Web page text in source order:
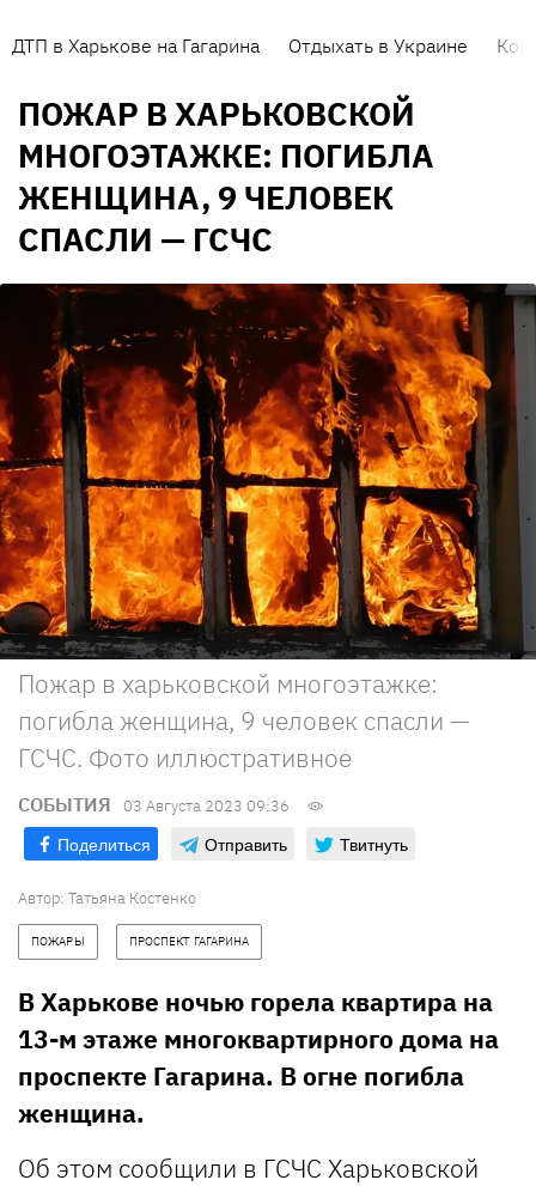
ДТП в Харькове на Гагарина Отдыхать в Украине
ПОЖАР В ХАРЬКОВСКОЙ
МНОГОЭТАЖКЕ: ПОГИБЛА
ЖЕНЩИНА, 9 ЧЕЛОВЕК
СПАСЛИ — ГСЧС
Пожар в харьковской многоэтажке:
погибла женщина, 9 человек спасли —
ГСЧС. Фото иллюстративное
СОБЫТИЯ 03 Августа 2023 09:36
Поделиться Отправить Твитнуть
Автор: Татьяна Костенко
ПОЖАРЫ ПРОСПЕКТ ГАГАРИНА
В Харькове ночью горела квартира на
13-м этаже многоквартирного дома на
проспекте Гагарина. В огне погибла
женщина.
Об этом сообщили в ГСЧС Харьковской